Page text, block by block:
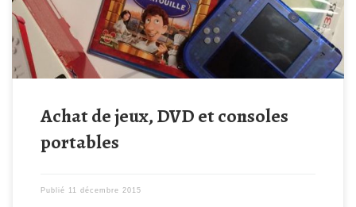
plus vite Read more […]
Achat de jeux, DVD et consoles
portables
Publié 11 décembre 2015